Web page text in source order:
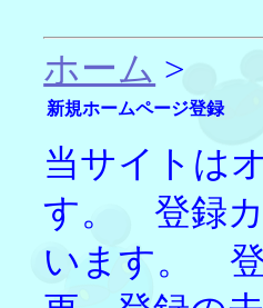
ホーム >
新規ホームページ登録
当サイトは
す。 登録カ
います。 登